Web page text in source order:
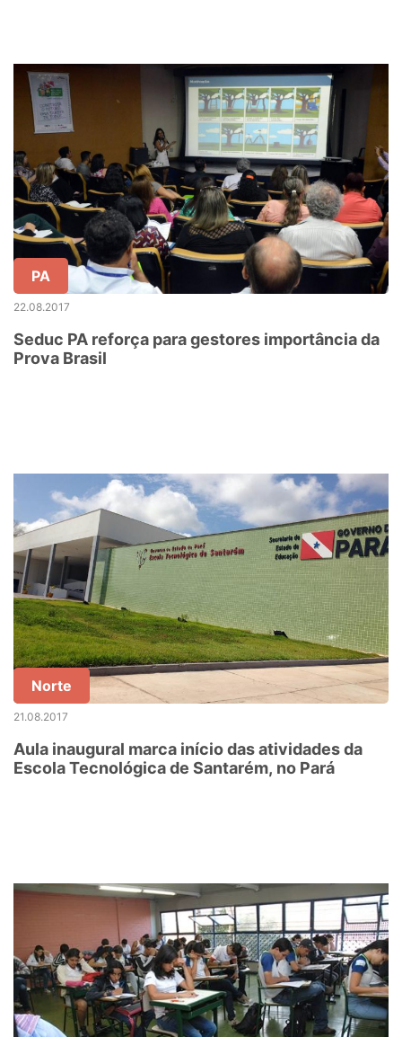
PA
22.08.2017
Seduc PA reforça para gestores importância da
Prova Brasil
Norte
21.08.2017
Aula inaugural marca início das atividades da
Escola Tecnológica de Santarém, no Pará